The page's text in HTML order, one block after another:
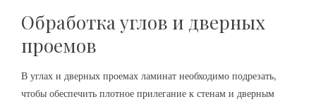
Обработка углов и дверных
проемов
В углах и дверных проемах ламинат необходимо подрезать,
чтобы обеспечить плотное прилегание к стенам и дверным